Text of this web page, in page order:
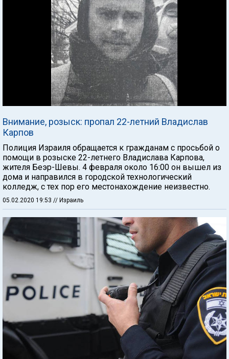
Внимание, розыск: пропал 22-летний Владислав
Карпов
Полиция Израиля обращается к гражданам с просьбой о
помощи в розыске 22-летнего Владислава Карпова,
жителя Беэр-Шевы. 4 февраля около 16:00 он вышел из
дома и направился в городской технологический
колледж, с тех пор его местонахождение неизвестно.
05.02.2020 19:53 // Израиль